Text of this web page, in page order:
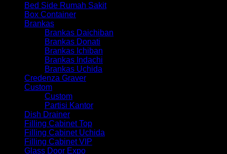
Bed Side Rumah Sakit
Box Container
Brankas
Brankas Daichiban
Brankas Donati
Brankas Ichiban
Brankas Indachi
Brankas Uchida
Credenza Graver
Custom
Custom
Partisi Kantor
Dish Drainer
Filling Cabinet Top
Filling Cabinet Uchida
Filling Cabinet VIP
Glass Door Expo